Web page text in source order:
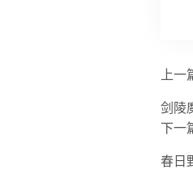
上一
剑陵
下一
春日